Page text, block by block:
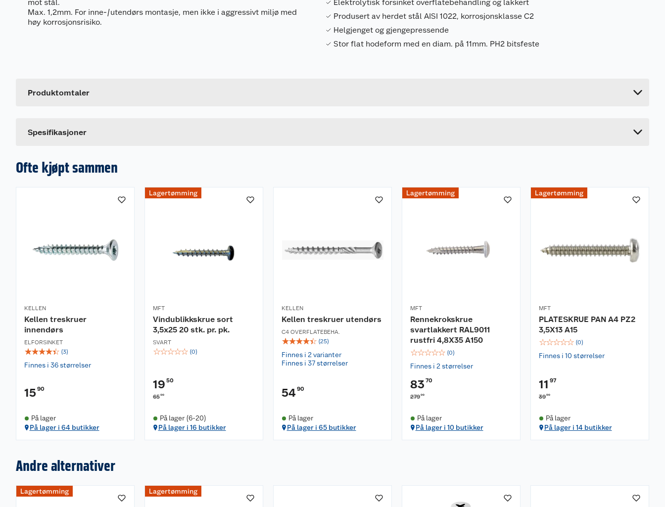
mot stål.
Max. 1,2mm. For inne-/utendørs montasje, men ikke i aggressivt miljø med
høy korrosjonsrisiko.
Elektrolytisk forsinket overflatebehandling og lakkert
Produsert av herdet stål AISI 1022, korrosjonsklasse C2
Helgjenget og gjengepressende
Stor flat hodeform med en diam. på 11mm. PH2 bitsfeste
Produktomtaler
Spesifikasjoner
Leverandørens artikkelnummer
Ofte kjøpt sammen
KELLEN
Kellen treskruer
innendørs
ELFORSINKET
☆☆☆☆☆ (3)
Finnes i 36 størrelser
15 90
På lager
På lager i 64 butikker
Lagertømming
MFT
Vindublikkskrue sort
3,5x25 20 stk. pr. pk.
SVART
☆☆☆☆☆ (0)
19 50
6500
På lager (6-20)
På lager i 16 butikker
KELLEN
Kellen treskruer utendørs
C4 OVERFLATEBEHA.
☆☆☆☆☆ (25)
Finnes i 2 varianter
Finnes i 37 størrelser
5490
På lager
På lager i 65 butikker
Lagertømming
MFT
Rennekrokskrue
svartlakkert RAL9011
rustfri 4,8X35 A150
☆☆☆☆☆ (0)
Finnes i 2 størrelser
83 70
27900
På lager
På lager i 10 butikker
Lagertømming
MFT
PLATESKRUE PAN A4 PZ2
3,5X13 A15
☆☆☆☆☆ (0)
Finnes i 10 størrelser
11 97
3990
På lager
På lager i 14 butikker
Andre alternativer
Lagertømming Lagertømming